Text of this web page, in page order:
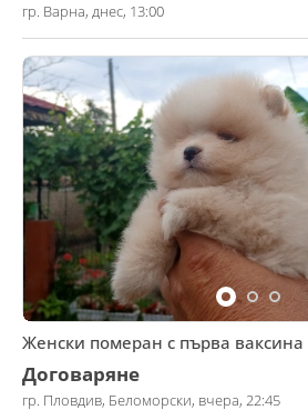
гр. Варна, днес, 13:00
Женски померан с първа ваксина
Договаряне
гр. Пловдив, Беломорски, вчера, 22:45